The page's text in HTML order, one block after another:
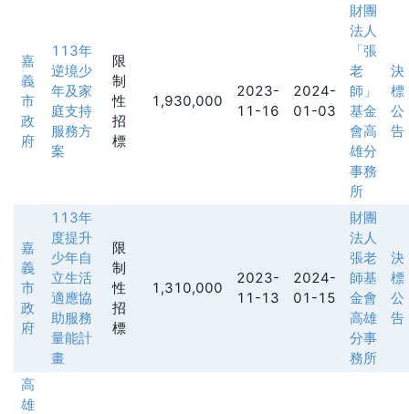
嘉
義
市
政
府
113年
逆境少
年及家
庭支持
服務方
案
限
制
性
招
標
1,930,000
2023-
11-16
2024-
01-03
財團
法人
「張
老
師」
基金
會高
雄分
事務
所
決
標
公
告
嘉
義
市
政
府
113年
度提升
少年自
立生活
適應協
助服務
量能計
畫
限
制
性
招
標
1,310,000
2023-
11-13
2024-
01-15
財團
法人
張老
師基
金會
高雄
分事
務所
決
標
公
告
高
雄